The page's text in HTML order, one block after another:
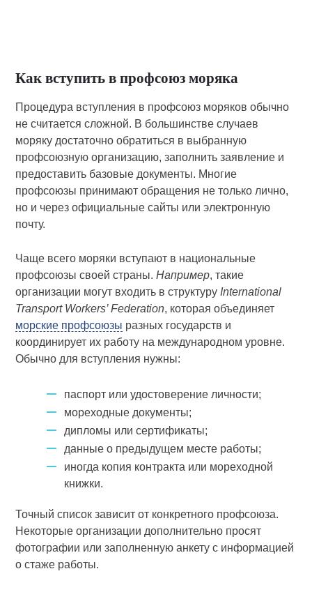
Как вступить в профсоюз моряка
Процедура вступления в профсоюз моряков обычно
не считается сложной. В большинстве случаев
моряку достаточно обратиться в выбранную
профсоюзную организацию, заполнить заявление и
предоставить базовые документы. Многие
профсоюзы принимают обращения не только лично,
но и через официальные сайты или электронную
почту.
Чаще всего моряки вступают в национальные
профсоюзы своей страны.Например, такие
организации могут входить в структуру International
Transport Workers’ Federation, которая объединяет
морские профсоюзы разных государств и
координирует их работу на международном уровне.
Обычно для вступления нужны:
паспорт или удостоверение личности;
мореходные документы;
дипломы или сертификаты;
данные о предыдущем месте работы;
иногда копия контракта или мореходной
книжки.
Точный список зависит от конкретного профсоюза.
Некоторые организации дополнительно просят
фотографии или заполненную анкету с информацией
о стаже работы.